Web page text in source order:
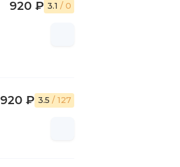
920 ₽ 3.1 / 0
920 ₽ 3.5 / 127